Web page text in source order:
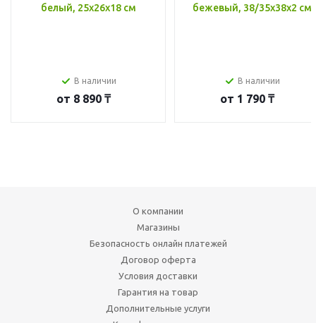
белый, 25x26x18 см
В наличии
от 8 890 ₸
бежевый, 38/35x38x2 см
В наличии
от 1 790 ₸
О компании
Магазины
Безопасность онлайн платежей
Договор оферта
Условия доставки
Гарантия на товар
Дополнительные услуги